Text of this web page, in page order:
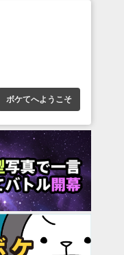
ボケてへようこそ